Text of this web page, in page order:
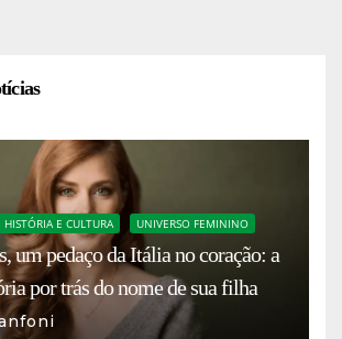
HISTÓRIA E CULTURA UNIVERSO FEMININO
um pedaço da Itália no coração: a
por trás do nome de sua filha